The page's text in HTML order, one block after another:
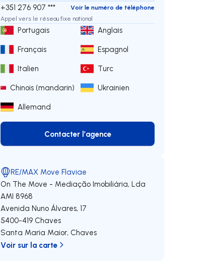
+351 276 907 ***
Voir le numéro de téléphone
Appel vers le réseau fixe national
Portugais
Anglais
Français
Espagnol
Italien
Turc
Chinois (mandarin)
Ukrainien
Allemand
Contacter l’agence
Contacter l’agence
RE/MAX Move Flaviae
On The Move - Mediação Imobiliária, Lda
AMI 8968
Avenida Nuno Álvares, 17
5400-419 Chaves
Santa Maria Maior, Chaves
Voir sur la carte